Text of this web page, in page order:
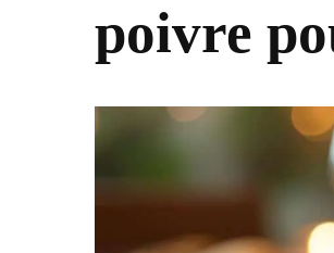
poivre